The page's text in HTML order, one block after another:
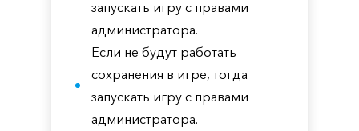
запускать игру с правами
администратора.
Если не будут работать
сохранения в игре, тогда
запускать игру с правами
администратора.